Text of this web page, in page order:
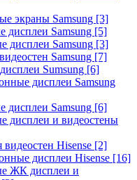
экраны Samsung [3]
дисплеи Samsung [5]
дисплеи Samsung [3]
Samsung [7]
Sumsung [6]
дисплеи Samsung
дисплеи Samsung [6]
дисплеи и видеостены
Hisense [2]
дисплеи Hisense [16]
ЖК дисплеи и